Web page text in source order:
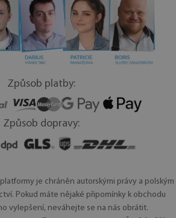
Způsob platby:
Způsob dopravy:
je chráněn autorskými právy a polským
Pokud máte nějaké připomínky k obchodu
vylepšení, neváhejte se na nás obrátit.